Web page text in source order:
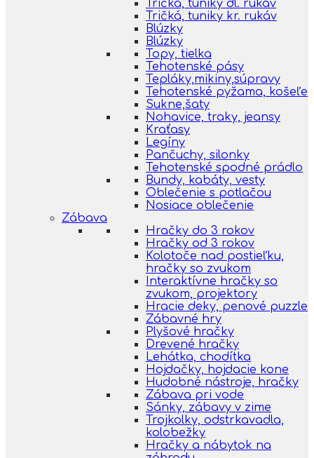
Tričká, tuniky dl. rukáv
Tričká, tuniky kr. rukáv
Blúzky
Blúzky
Topy, tielka
Tehotenské pásy
Tepláky,mikiny,súpravy
Tehotenské pyžama, košeľe
Sukne,šaty
Nohavice, traky, jeansy
Kraťasy
Legíny
Pančuchy, silonky
Tehotenské spodné prádlo
Bundy, kabáty, vesty
Oblečenie s potlačou
Nosiace oblečenie
Zábava
Hračky do 3 rokov
Hračky od 3 rokov
Kolotoče nad postieľku,
hračky so zvukom
Interaktívne hračky so
zvukom, projektory
Hracie deky, penové puzzle
Zábavné hry
Plyšové hračky
Drevené hračky
Lehátka, chodítka
Hojdačky, hojdacie kone
Hudobné nástroje, hračky
Zábava pri vode
Sánky, zábavy v zime
Trojkolky, odstrkavadla,
kolobežky
Hračky a nábytok na